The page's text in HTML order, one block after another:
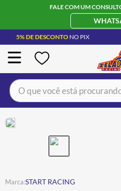
FALE COM UM
5% DE DESCONTO NO PIX
O que você está procurando?
START RACING
BOTA
4º ÓCULOS SOLAR